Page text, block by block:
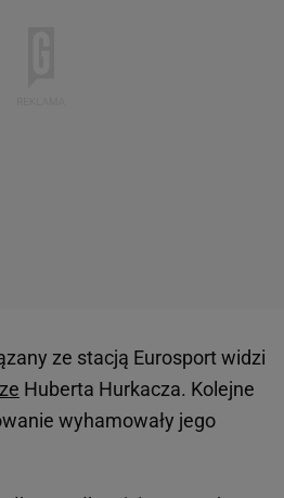
ze stacją Eurosport widzi
Huberta Hurkacza. Kolejne
wyhamowały jego